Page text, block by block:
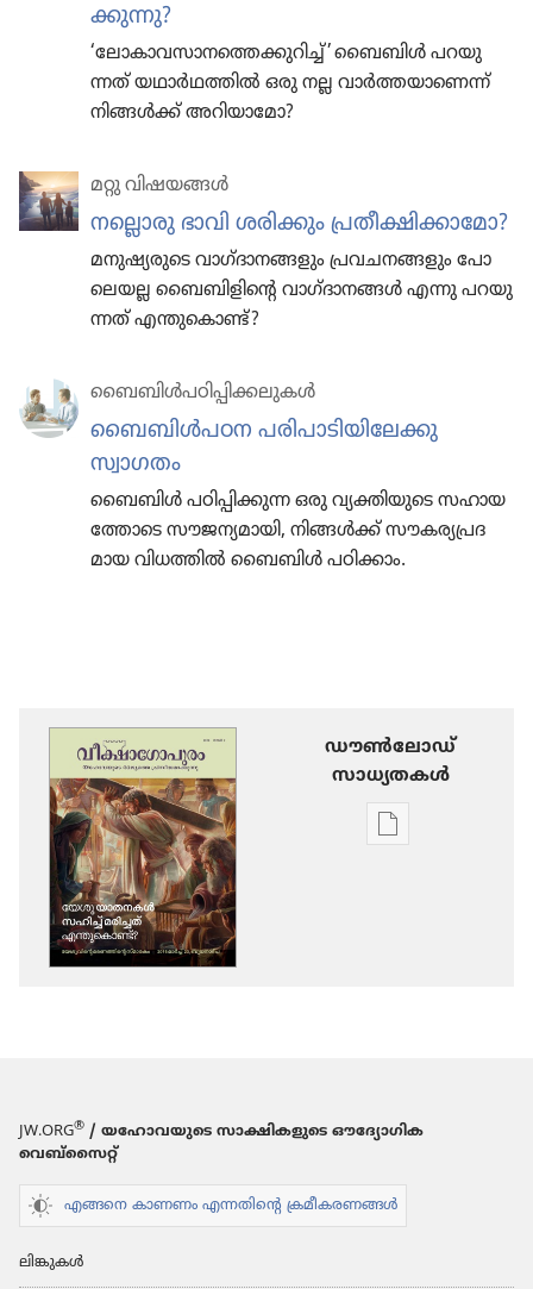
ക്കുന്നു?
‘ലോകാവസാനത്തെക്കുറിച്ച്’ ബൈബിൾ പറയു
ന്നത്‌ യഥാർഥത്തിൽ ഒരു നല്ല വാർത്തയാണെന്ന്
നിങ്ങൾക്ക് അറിയാമോ?
മറ്റു വിഷയങ്ങൾ
നല്ലൊരു ഭാവി ശരിക്കും പ്രതീ​ക്ഷി​ക്കാ​മോ?
മനുഷ്യ​രു​ടെ വാഗ്‌ദാ​ന​ങ്ങ​ളും പ്രവച​ന​ങ്ങ​ളും പോ​
ലെയല്ല ബൈബി​ളി​ന്റെ വാഗ്‌ദാ​നങ്ങൾ എന്നു പറയു​
ന്നത്‌ എന്തു​കൊണ്ട്‌?
ബൈബിൾപ​ഠി​പ്പി​ക്ക​ലു​കൾ
ബൈബിൾപഠന പരിപാ​ടി​യി​ലേക്കു
സ്വാഗതം
ബൈബിൾ പഠിപ്പി​ക്കുന്ന ഒരു വ്യക്തി​യു​ടെ സഹായ​
ത്തോ​ടെ സൗജന്യ​മാ​യി, നിങ്ങൾക്ക്‌ സൗകര്യ​പ്ര​ദ​
മായ വിധത്തിൽ ബൈബിൾ പഠിക്കാം.
ഡൗണ്‍ലോഡ്
സാധ്യതകള്‍
കൊണ്ട്‌?
JW.ORG® / യഹോവയുടെ സാക്ഷികളുടെ ഔദ്യോഗിക
വെബ്സൈറ്റ്
എങ്ങനെ കാണണം എന്നതിന്റെ ക്രമീകരണങ്ങൾ
ലിങ്കുകൾ